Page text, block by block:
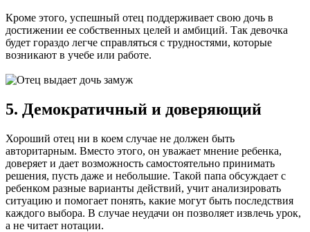
Кроме этого, успешный отец поддерживает свою дочь в
достижении ее собственных целей и амбиций. Так девочка
будет гораздо легче справляться с трудностями, которые
возникают в учебе или работе.
5. Демократичный и доверяющий
Хороший отец ни в коем случае не должен быть
авторитарным. Вместо этого, он уважает мнение ребенка,
доверяет и дает возможность самостоятельно принимать
решения, пусть даже и небольшие. Такой папа обсуждает с
ребенком разные варианты действий, учит анализировать
ситуацию и помогает понять, какие могут быть последствия
каждого выбора. В случае неудачи он позволяет извлечь урок,
а не читает нотации.